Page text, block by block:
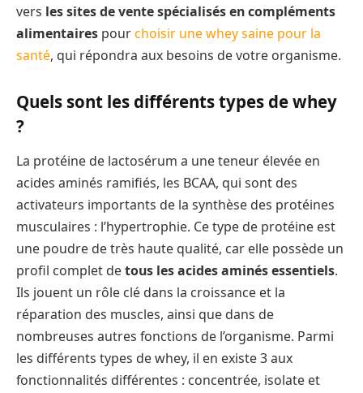
vers les sites de vente spécialisés en compléments
alimentaires pourchoisir une whey saine pour la
santé, qui répondra aux besoins de votre organisme.
Quels sont les différents types de whey
?
La protéine de lactosérum a une teneur élevée en
acides aminés ramifiés, les BCAA, qui sont des
activateurs importants de la synthèse des protéines
musculaires : l’hypertrophie. Ce type de protéine est
une poudre de très haute qualité, car elle possède un
profil complet detous les acides aminés essentiels.
Ils jouent un rôle clé dans la croissance et la
réparation des muscles, ainsi que dans de
nombreuses autres fonctions de l’organisme. Parmi
les différents types de whey, il en existe 3 aux
fonctionnalités différentes : concentrée, isolate et